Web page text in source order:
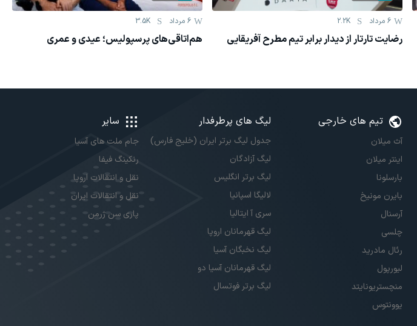
6 مرداد 2.2K
رضایت تارتار از دیدار برابر تیم مطرح آفریقایی
6 مرداد 3.5K
هم‌اتاقی‌های پرسپولیس؛ عیدی و عمری
تیم های خارجی
آث میلان
اینتر میلان
بارسلونا
بایرن مونیخ
آرسنال
چلسی
رئال مادرید
لیورپول
منچستریونایتد
یوونتوس
لیگ های پرطرفدار
جدول لیگ برتر ایران (خلیج فارس)
لیگ آزادگان
لیگ برتر انگلیس
لالیگا اسپانیا
سری آ ایتالیا
لیگ قهرمانان اروپا
لیگ نخبگان آسیا
لیگ قهرمانان آسیا دو
لیگ برتر فوتسال
سایر
جام ملت های آسیا
رنکینگ فیفا
نقل و انتقالات اروپا
نقل و انتقالات ایران
پاری سن ژرمن